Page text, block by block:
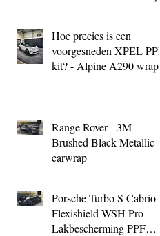
Hoe precies is een
voorgesneden XPEL PPF
kit? - Alpine A290 wrap
Range Rover - 3M
Brushed Black Metallic
carwrap
Porsche Turbo S Cabrio -
Flexishield WSH Pro
Lakbescherming PPF